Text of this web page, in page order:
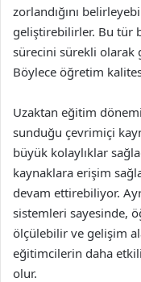
zorlandığını
geliştirebilirler. Bu tür
sürecini sürekli olarak
Böylece öğretim
Uzaktan eğitim
sunduğu çevrimiçi
büyük kolaylıklar
kaynaklara erişim
devam ettirebiliyor.
sistemleri sayesinde,
ölçülebilir ve gelişim
eğitimcilerin daha
olur.